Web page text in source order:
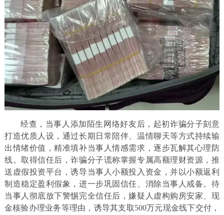
经查，当事人添加陌生网络好友后，起初诈骗分子刻意
打造优质人设，通过长期日常陪伴、温情聊天等方式持续输
出情绪价值，精准填补当事人情感需求，逐步瓦解其心理防
线。取得信任后，诈骗分子谎称掌握专属高额理财资源，推
送虚假投资平台，诱导当事人小额投入资金，并以小额返利
制造稳定盈利假象，进一步巩固信任、消除当事人戒备。待
当事人彻底放下警惕完全信任后，嫌疑人虚构购房安家、现
金核验办理业务等理由，诱导其支取500万元现金线下交付，